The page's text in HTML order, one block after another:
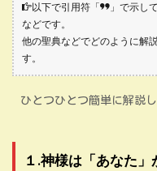
以下で引用符「
」で示し
などです。
他の聖典などでどのように解
す。
ひとつひとつ簡単に解説し
１.神様は「あなた